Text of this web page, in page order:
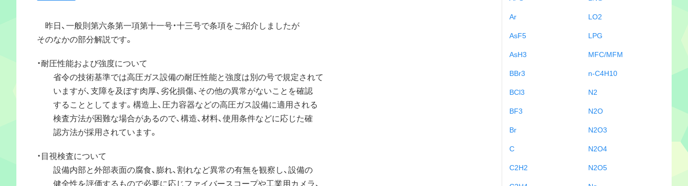
昨日、一般則第六条第一項第十一号・十三号で条項をご紹介しましたが
そのなかの部分解説です。
・耐圧性能および強度について
省令の技術基準では高圧ガス設備の耐圧性能と強度は別の号で規定されて
いますが、支障を及ぼす肉厚、劣化損傷、その他の異常がないことを確認
することとしてます。構造上、圧力容器などの高圧ガス設備に適用される
検査方法が困難な場合があるので、構造、材料、使用条件などに応じた確
認方法が採用されています。
・目視検査について
設備内部と外部表面の腐食、膨れ、割れなど異常の有無を観察し、設備の
健全性を評価するもので必要に応じファイバースコープや工業用カメラ、
Ar
AsF5
AsH3
BBr3
BCl3
BF3
Br
C
C2H2
LO2
LPG
MFC/MFM
n-C4H10
N2
N2O
N2O3
N2O4
N2O5